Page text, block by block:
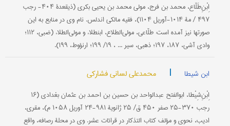
اِبْنِ‌طَلّاع، محمد بن فرج، مولى محمد بن یحیى بکری (ذیقعدۀ ۴۰۴- رجب
۴۹۷ / مۀ ۱۰۱۴-آوریل ۱۱۰۴)، فقیه مالکی اندلس. نام وی در منابع به این
صورتها نیز آمده است: طلّاعی، مولی‌الطلاع، ابن‎طلاء و مولی‌الطلاء (ضبی، ۱۱۲؛
وادی آشی، ۱۸۷، ۱۹۷؛ ذهبی، سیر ... ، ۱۹/ ۱۹۹؛ ارنؤوط، ۱۹۹).
ابن شیطا | محمدعلی لسانی فشارکی
اِبْنِ‌شِیْطا، ابوالفتح عبدالواحد بن حسین بن احمد بن عثمان بغدادی (۱۶
رجب ۳۷۰-۲۵ صفر ۴۵۰ ق/ ۲۵ ژانویۀ ۹۸۱-۲۴ آوریل ۱۰۵۸ م)، مقری،
ادیب، نحوی و مؤلف کتاب التذکار در قرائات عشر. وی در محلۀ رصافه، واقع